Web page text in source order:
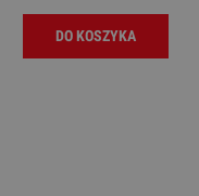
DO KOSZYKA